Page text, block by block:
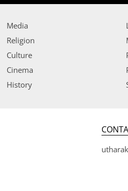
Media
Religion
Culture
Cinema
History